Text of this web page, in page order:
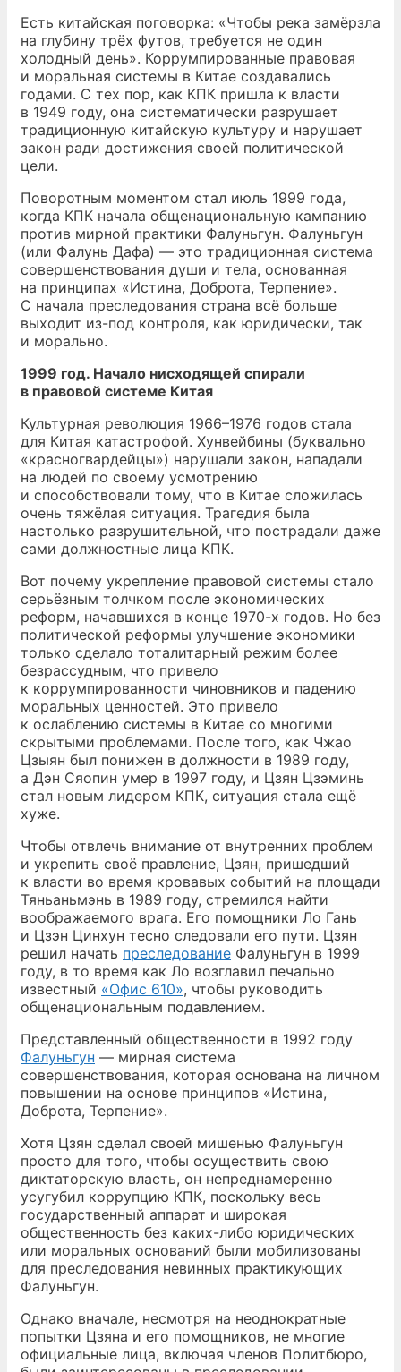
Есть китайская поговорка: «Чтобы река замёрзла
на глубину трёх футов, требуется не один
холодный день». Коррумпированные правовая
и моральная системы в Китае создавались
годами. С тех пор, как КПК пришла к власти
в 1949 году, она систематически разрушает
традиционную китайскую культуру и нарушает
закон ради достижения своей политической
цели.
Поворотным моментом стал июль 1999 года,
когда КПК начала общенациональную кампанию
против мирной практики Фалуньгун. Фалуньгун
(или Фалунь Дафа) — это традиционная система
совершенствования души и тела, основанная
на принципах «Истина, Доброта, Терпение».
С начала преследования страна всё больше
выходит из-под контроля, как юридически, так
и морально.
1999 год. Начало нисходящей спирали
в правовой системе Китая
Культурная революция 1966–1976 годов стала
для Китая катастрофой. Хунвейбины (буквально
«красногвардейцы») нарушали закон, нападали
на людей по своему усмотрению
и способствовали тому, что в Китае сложилась
очень тяжёлая ситуация. Трагедия была
настолько разрушительной, что пострадали даже
сами должностные лица КПК.
Вот почему укрепление правовой системы стало
серьёзным толчком после экономических
реформ, начавшихся в конце 1970-х годов. Но без
политической реформы улучшение экономики
только сделало тоталитарный режим более
безрассудным, что привело
к коррумпированности чиновников и падению
моральных ценностей. Это привело
к ослаблению системы в Китае со многими
скрытыми проблемами. После того, как Чжао
Цзыян был понижен в должности в 1989 году,
а Дэн Сяопин умер в 1997 году, и Цзян Цзэминь
стал новым лидером КПК, ситуация стала ещё
хуже.
Чтобы отвлечь внимание от внутренних проблем
и укрепить своё правление, Цзян, пришедший
к власти во время кровавых событий на площади
Тяньаньмэнь в 1989 году, стремился найти
воображаемого врага. Его помощники Ло Гань
и Цзэн Цинхун тесно следовали его пути. Цзян
решил начать преследование Фалуньгун в 1999
году, в то время как Ло возглавил печально
известный «Офис 610», чтобы руководить
общенациональным подавлением.
Представленный общественности в 1992 году
Фалуньгун — мирная система
совершенствования, которая основана на личном
повышении на основе принципов «Истина,
Доброта, Терпение».
Хотя Цзян сделал своей мишенью Фалуньгун
просто для того, чтобы осуществить свою
диктаторскую власть, он непреднамеренно
усугубил коррупцию КПК, поскольку весь
государственный аппарат и широкая
общественность без каких-либо юридических
или моральных оснований были мобилизованы
для преследования невинных практикующих
Фалуньгун.
Однако вначале, несмотря на неоднократные
попытки Цзяна и его помощников, не многие
официальные лица, включая членов Политбюро,